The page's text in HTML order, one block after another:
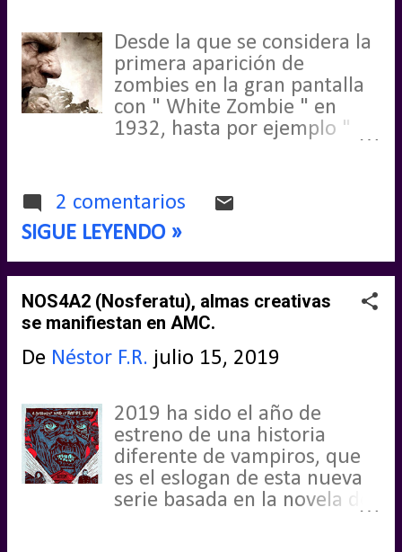
Desde la que se considera la
primera aparición de
zombies en la gran pantalla
con " White Zombie " en
1932, hasta por ejemplo "
posteriormente entre otras
tantas, el género zombie ha
cambiado varios conceptos
que las nuevas generaciones
consideran ahora como
básico. ¿Pero cuales fueron
aquellos primeros zombies
que aterrorizaban entrados
el siglo XX y su posterior
2 comentarios
SIGUE LEYENDO »
NOS4A2 (Nosferatu), almas creativas
se manifiestan en AMC.
De Néstor F.R. julio 15, 2019
2019 ha sido el año de
estreno de una historia
diferente de vampiros, que
es el eslogan de esta nueva
serie basada en la novela del